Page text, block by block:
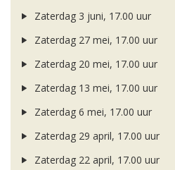
Zaterdag 3 juni, 17.00 uur
Zaterdag 27 mei, 17.00 uur
Zaterdag 20 mei, 17.00 uur
Zaterdag 13 mei, 17.00 uur
Zaterdag 6 mei, 17.00 uur
Zaterdag 29 april, 17.00 uur
Zaterdag 22 april, 17.00 uur